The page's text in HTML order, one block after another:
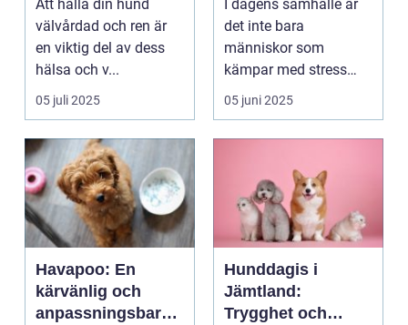
hundar
Att hålla din hund
välvårdad och ren är
en viktig del av dess
hälsa och v...
05 juli 2025
hundhalsband
I dagens samhälle är
det inte bara
människor som
kämpar med stress
och ång...
05 juni 2025
Havapoo: En
kärvänlig och
anpassningsbar
Hunddagis i
Jämtland:
Trygghet och